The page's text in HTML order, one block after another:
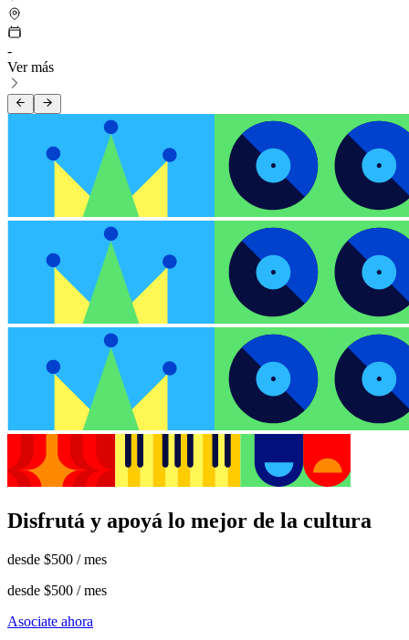
-
Ver más
Disfrutá y apoyá lo mejor de la cultura
desde $500 / mes
desde $500 / mes
Asociate ahora